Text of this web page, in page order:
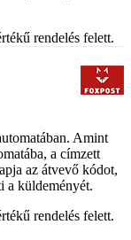
rendelés felett.
Amint
a címzett
az átvevő kódot,
a küldeményét.
rendelés felett.